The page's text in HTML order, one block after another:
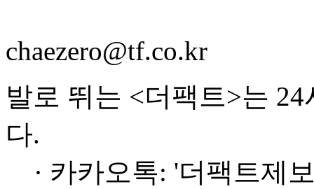
chaezero@tf.co.kr
발로 뛰는 <더팩트>는
다.
· 카카오톡: '더팩트제